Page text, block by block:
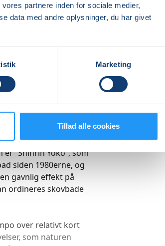
partnere inden for sociale medier,
data med andre oplysninger, du har givet
Marketing
Tillad alle cookies
af læger - og
effekt på menneskets
i naturen - ikke kun
om et bad i en
sansningerne fra
”Shinrin Yoko”, som
siden 1980erne, og
gavnlig effekt på
ordineres skovbade
over relativt kort
som naturen